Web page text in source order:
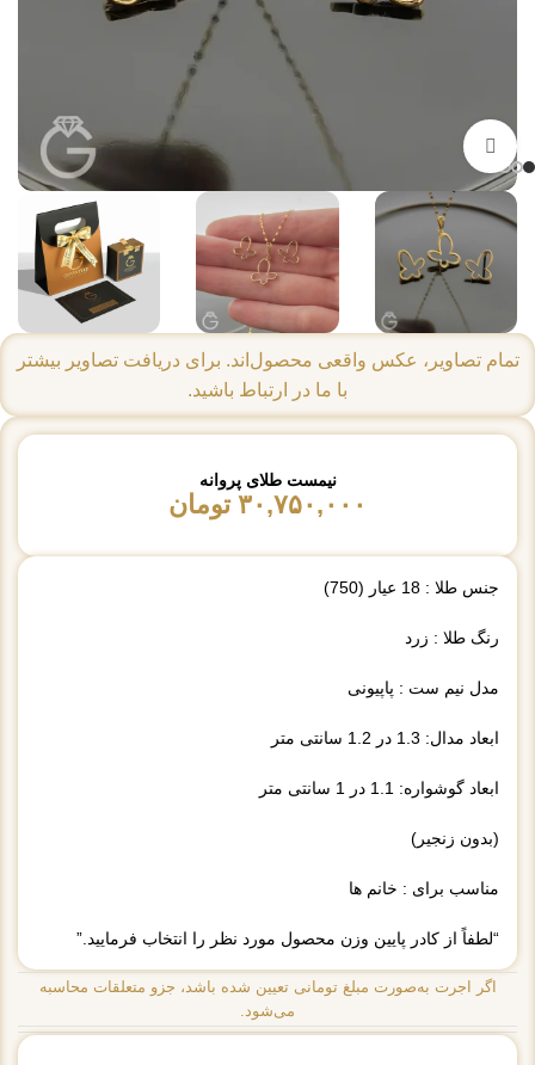
بزرگنمایی تصویر
تمام تصاویر، عکس واقعی محصول‌اند. برای دریافت تصاویر بیشتر
با ما در ارتباط باشید.
نیمست طلای پروانه
۳۰,۷۵۰,۰۰۰ تومان
جنس طلا : 18 عیار (750)
رنگ طلا : زرد
مدل نیم ست : پاپیونی
ابعاد مدال: 1.3 در 1.2 سانتی متر
ابعاد گوشواره: 1.1 در 1 سانتی متر
(بدون زنجیر)
مناسب برای : خانم ها
“لطفاً از کادر پایین وزن محصول مورد نظر را انتخاب فرمایید.”
اگر اجرت به‌صورت مبلغ تومانی تعیین شده باشد، جزو متعلقات محاسبه
می‌شود.